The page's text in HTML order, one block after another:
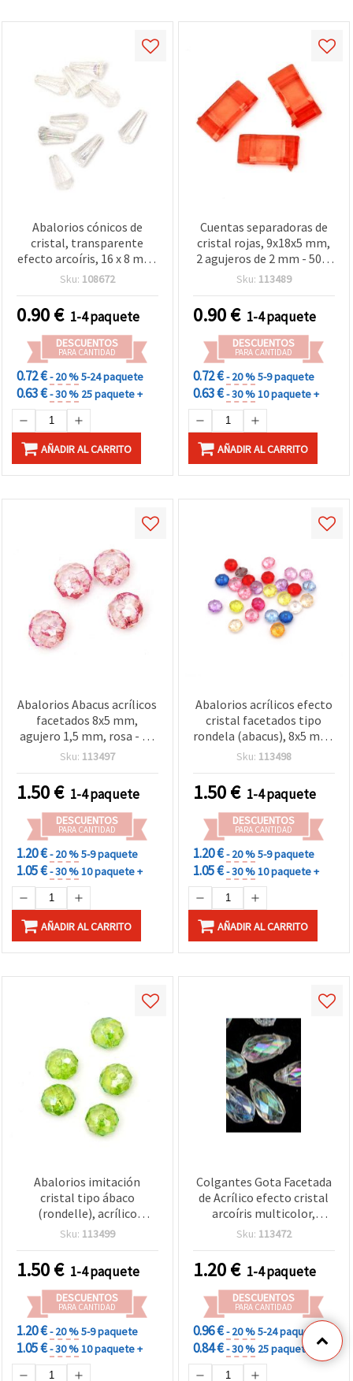
Abalorios cónicos de
cristal, transparente
efecto arcoíris, 16 x 8 mm,
agujero: 1 mm, 20 g (~40
Sku: 108672
0.90€ 1-4 paquete
DESCUENTOS
PARA CANTIDAD
0.72 €- 20 %5-24 paquete
0.63 €- 30 % 25 paquete +
AÑADIR AL CARRITO
Cuentas separadoras de
cristal rojas, 9x18x5 mm,
2 agujeros de 2 mm - 50 g
(~70 uds)
Sku: 113489
0.90€ 1-4 paquete
DESCUENTOS
PARA CANTIDAD
0.72 €- 20 %5-9 paquete
0.63 €- 30 %10 paquete +
AÑADIR AL CARRITO
Abalorios Abacus acrílicos
facetados 8x5 mm,
agujero 1,5 mm, rosa - 50
g (~260 piezas)
Sku: 113497
1.50€ 1-4 paquete
DESCUENTOS
PARA CANTIDAD
1.20 €- 20 %5-9 paquete
1.05 €- 30 %10 paquete +
AÑADIR AL CARRITO
Abalorios acrílicos efecto
cristal facetados tipo
rondela (abacus), 8x5 mm,
agujero 1,5 mm, mix
Sku: 113498
1.50€ 1-4 paquete
DESCUENTOS
PARA CANTIDAD
1.20 €- 20 %5-9 paquete
1.05 €- 30 %10 paquete +
AÑADIR AL CARRITO
Abalorios imitación
cristal tipo ábaco
(rondelle), acrílico
facetado, 8x5 mm,
50 g (~260 uds)
Sku: 113499
1.50€ 1-4 paquete
DESCUENTOS
PARA CANTIDAD
1.20 €- 20 %5-9 paquete
1.05 €- 30 %10 paquete +
Colgantes Gota Facetada
de Acrílico efecto cristal
arcoíris multicolor,
surtido mixto, 11x5 mm,
decoración del hogar - 20
g (aprox. 104 uds)
Sku: 113472
1.20€ 1-4 paquete
DESCUENTOS
PARA CANTIDAD
0.96 €- 20 %5-24 paquete
0.84 €- 30 % 25 paquete +